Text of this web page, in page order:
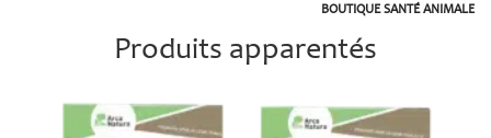
BOUTIQUE SANTÉ ANIMALE
Produits apparentés